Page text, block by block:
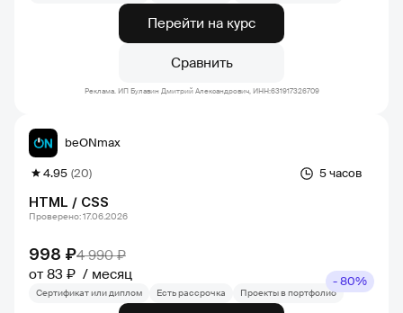
Перейти на курс
Сравнить
Реклама. ИП Булавин Дмитрий Александрович, ИНН:631917326709
HTML / CSS
5 часов
4.95 (20)
beONmax
998 ₽4 990 ₽
от 83 ₽
месяц
Проверено: 17.06.2026
Сертификат или диплом Есть рассрочка Проекты в портфолио
- 80%